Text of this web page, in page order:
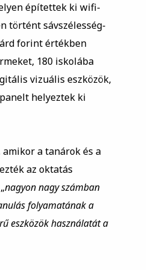
építettek ki wifi-
történt sávszélesség-
forint értékben
180 iskolába
vizuális eszközök,
helyeztek ki
a tanárok és a
az oktatás
nagyon nagy számban
folyamatának a
eszközök használatát a